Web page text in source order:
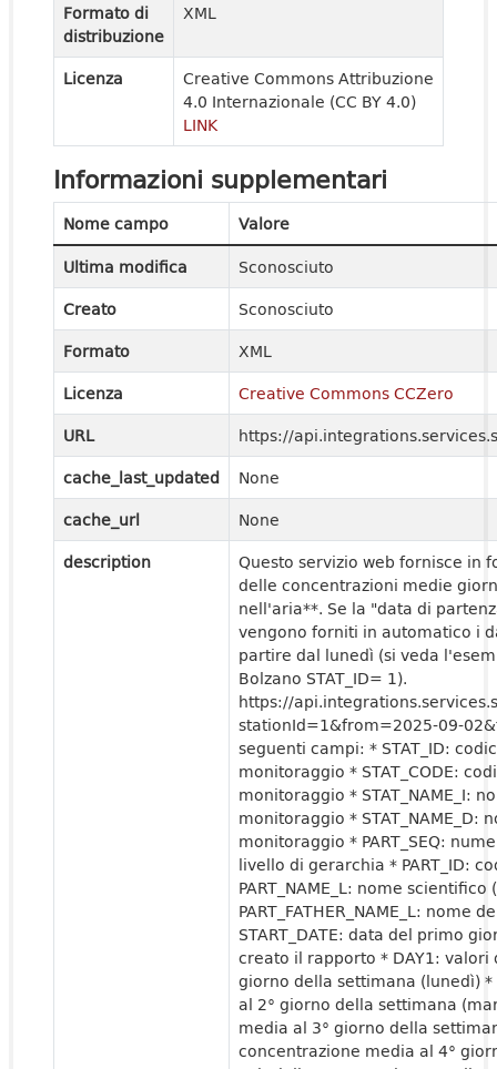
Formato di
distribuzione
XML
Licenza
Creative Commons Attribuzione
4.0 Internazionale (CC BY 4.0)
LINK
Informazioni supplementari
Nome campo
Valore
Ultima modifica
Sconosciuto
Creato
Sconosciuto
Formato
XML
Licenza
Creative Commons CCZero
URL
https://
cache_last_updated
None
cache_url
None
description
Questo servizio web fornisce in
delle concentrazioni medie
nell'aria**. Se la "data di
vengono forniti in automatico i
partire dal lunedì (si veda
Bolzano STAT_ID= 1).
https://
stationId=1&from=2025-09-
seguenti campi: * STAT_ID:
monitoraggio * STAT_CODE:
monitoraggio * STAT_NAME_I:
monitoraggio * STAT_NAME_D:
monitoraggio * PART_SEQ:
livello di gerarchia * PART_ID:
PART_NAME_L: nome
PART_FATHER_NAME_L:
START_DATE: data del primo
creato il rapporto * DAY1:
giorno della settimana (lunedì)
al 2° giorno della settimana
media al 3° giorno della
concentrazione media al 4°